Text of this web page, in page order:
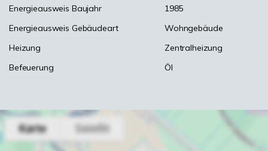
Energieausweis Baujahr
1985
Energieausweis Gebäudeart
Wohngebäude
Heizung
Zentralheizung
Befeuerung
Öl